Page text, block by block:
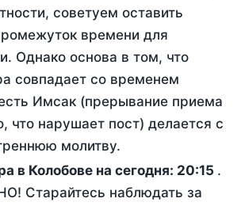
советуем оставить
времени для
Однако основа в том, что
совпадает со временем
Имсак (прерывание приема
что нарушает пост) делается с
молитву.
в Колобове на сегодня: 20:15 .
Старайтесь наблюдать за